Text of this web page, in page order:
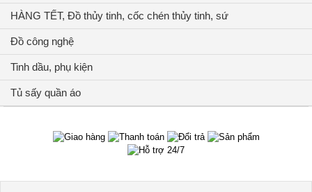
HÀNG TẾT, Đồ thủy tinh, cốc chén thủy tinh, sứ
Đồ công nghệ
Tinh dầu, phụ kiện
Tủ sấy quần áo